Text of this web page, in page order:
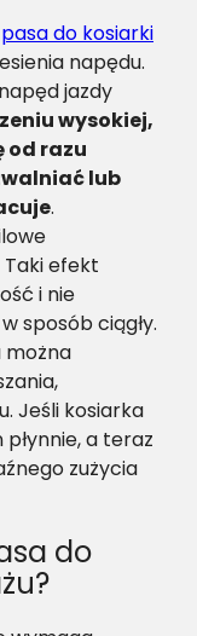
pasa do kosiarki
napędu.
jazdy
wysokiej,
od razu
lub
.
Taki efekt
i nie
sposób ciągły.
można
Jeśli kosiarka
a teraz
zużycia
do